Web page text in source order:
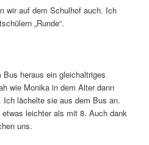
wir auf dem Schulhof auch. Ich
„Runde“.
heraus ein gleichaltriges
wie Monika in dem Alter dann
Ich lächelte sie aus dem Bus an.
leichter als mit 8. Auch dank
uns.